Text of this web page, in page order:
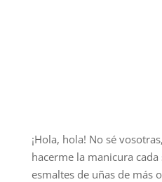
¡Hola, hola! No sé
hacerme la manicura
esmaltes de uñas de más